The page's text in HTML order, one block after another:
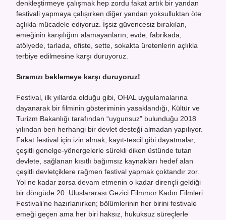
denkleştirmeye çalışmak hep zordu fakat artık bir yandan
festivali yapmaya çalışırken diğer yandan yoksulluktan öte
açlıkla mücadele ediyoruz. İşsiz güvencesiz bırakılan,
emeğinin karşılığını alamayanların; evde, fabrikada,
atölyede, tarlada, ofiste, sette, sokakta üretenlerin açlıkla
terbiye edilmesine karşı duruyoruz.
Sıramızı beklemeye karşı duruyoruz!
Festival, ilk yıllarda olduğu gibi, OHAL uygulamalarına
dayanarak bir filminin gösteriminin yasaklandığı, Kültür ve
Turizm Bakanlığı tarafından “uygunsuz” bulunduğu 2018
yılından beri herhangi bir devlet desteği almadan yapılıyor.
Fakat festival için izin almak; kayıt-tescil gibi dayatmalar,
çeşitli genelge-yönergelerle sürekli diken üstünde tutan
devlete, sağlanan kısıtlı bağımsız kaynakları hedef alan
çeşitli devletçiklere rağmen festival yapmak çoktandır zor.
Yol ne kadar zorsa devam etmenin o kadar dirençli geldiği
bir döngüde 20. Uluslararası Gezici Filmmor Kadın Filmleri
Festivali’ne hazırlanırken; bölümlerinin her birini festivale
emeği geçen ama her biri haksız, hukuksuz süreçlerle